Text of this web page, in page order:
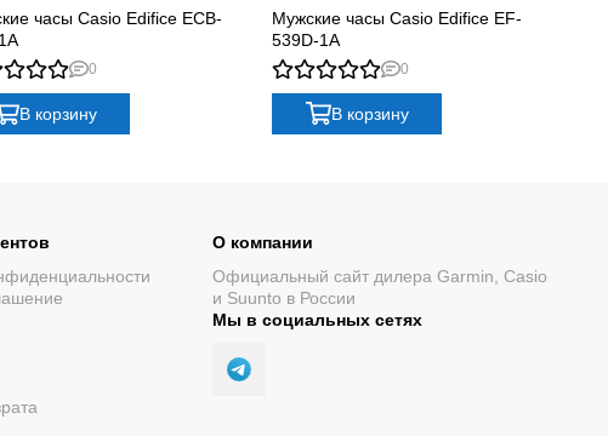
часы Casio Edifice ECB-
0
В корзину
Мужские часы Casio Edifice EF-
539D-1A
0
В корзину
О компании
Официальный сайт дилера Garmin, Casio
и Suunto в России
Мы в социальных сетях